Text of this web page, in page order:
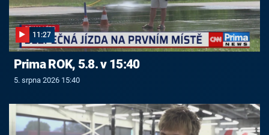
11:27
Prima ROK, 5.8. v 15:40
5. srpna 2026 15:40